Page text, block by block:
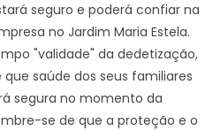
seguro e poderá confiar na
no Jardim Maria Estela.
"validade" da dedetização,
saúde dos seus familiares
segura no momento da
se de que a proteção e o